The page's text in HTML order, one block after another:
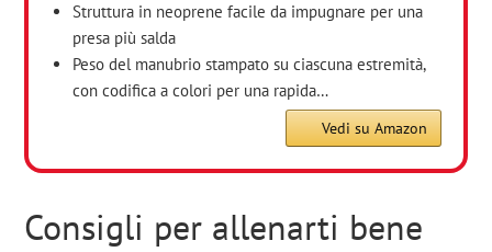
Struttura in neoprene facile da impugnare per una
presa più salda
Peso del manubrio stampato su ciascuna estremità,
con codifica a colori per una rapida…
Vedi su Amazon
Consigli per allenarti bene